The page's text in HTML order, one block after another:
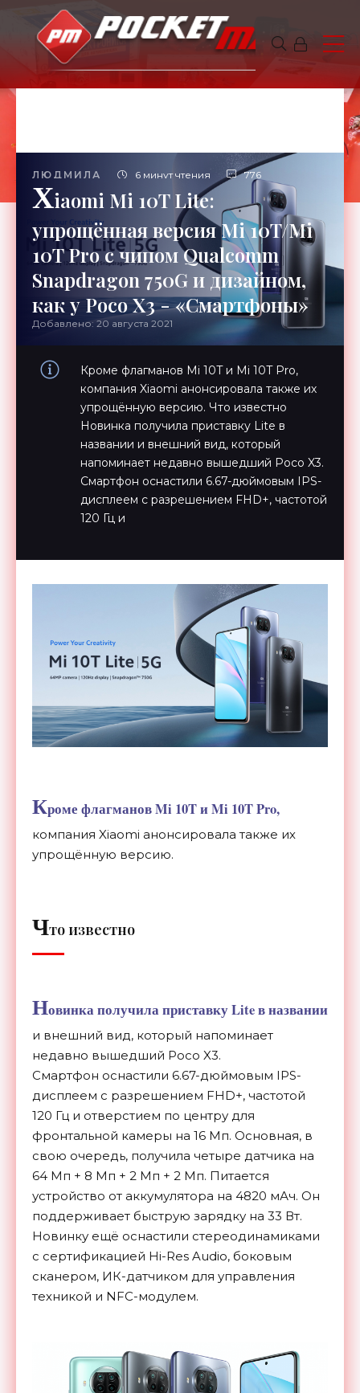
ЛЮДМИЛА 6 минут чтения 776
Xiaomi Mi 10T Lite:
упрощённая версия Mi 10T/Mi
10T Pro с чипом Qualcomm
Snapdragon 750G и дизайном,
как у Poco X3 - «Смартфоны»
Добавлено: 20 августа 2021
Кроме флагманов Mi 10T и Mi 10T Pro,
компания Xiaomi анонсировала также их
упрощённую версию. Что известно
Новинка получила приставку Lite в
названии и внешний вид, который
напоминает недавно вышедший Poco X3.
Смартфон оснастили 6.67-дюймовым IPS-
дисплеем с разрешением FHD+, частотой
120 Гц и
Кроме флагманов Mi 10T и Mi 10T Pro,
компания Xiaomi анонсировала также их
упрощённую версию.
Что известно
Новинка получила приставку Lite в названии
и внешний вид, который напоминает
недавно вышедший Poco X3.
Смартфон оснастили 6.67-дюймовым IPS-
дисплеем с разрешением FHD+, частотой
120 Гц и отверстием по центру для
фронтальной камеры на 16 Мп. Основная, в
свою очередь, получила четыре датчика на
64 Мп + 8 Мп + 2 Мп + 2 Мп. Питается
устройство от аккумулятора на 4820 мАч. Он
поддерживает быструю зарядку на 33 Вт.
Новинку ещё оснастили стереодинамиками
с сертификацией Hi-Res Audio, боковым
сканером, ИК-датчиком для управления
техникой и NFC-модулем.